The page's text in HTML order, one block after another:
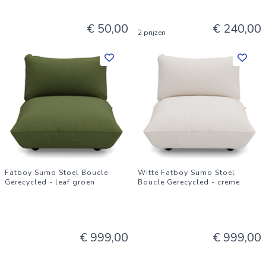
€ 50,00 2 prijzen € 240,00
Fatboy Sumo Stoel Boucle
Gerecycled - leaf groen
€ 999,00
Witte Fatboy Sumo Stoel
Boucle Gerecycled - creme
€ 999,00